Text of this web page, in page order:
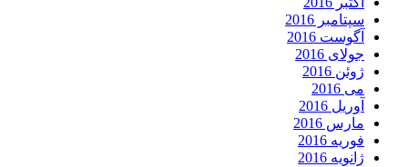
سپتامبر 2016
آگوست 2016
جولای 2016
ژوئن 2016
می 2016
آوریل 2016
مارس 2016
فوریه 2016
ژانویه 2016